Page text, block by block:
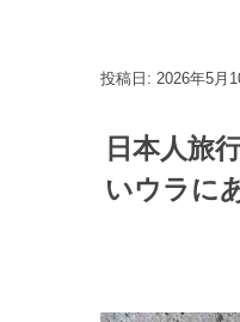
投稿日: 2026年5月
日本人旅
いウラに